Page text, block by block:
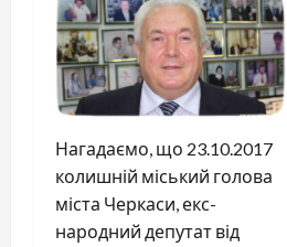
Нагадаємо, що 23.10.2017
колишній міський голова
міста Черкаси, екс-
народний депутат від